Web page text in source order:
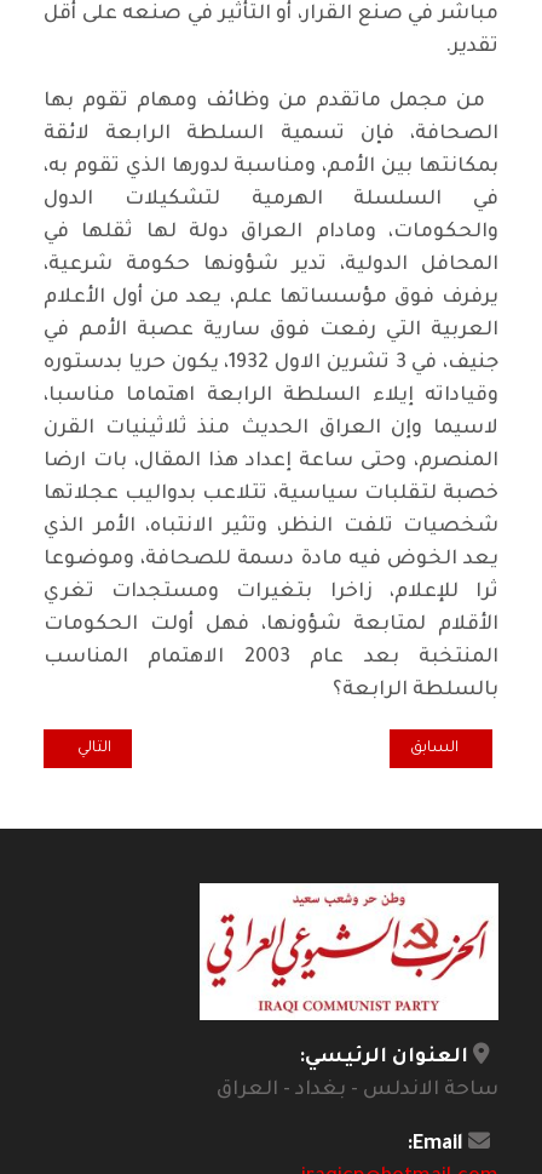
مباشر في صنع القرار، أو التأثير في صنعه على أقل
تقدير.
من مجمل ماتقدم من وظائف ومهام تقوم بها
الصحافة، فإن تسمية السلطة الرابعة لائقة
بمكانتها بين الأمم، ومناسبة لدورها الذي تقوم به،
في السلسلة الهرمية لتشكيلات الدول
والحكومات، ومادام العراق دولة لها ثقلها في
المحافل الدولية، تدير شؤونها حكومة شرعية،
يرفرف فوق مؤسساتها علم، يعد من أول الأعلام
العربية التي رفعت فوق سارية عصبة الأمم في
جنيف، في 3 تشرين الاول 1932، يكون حريا بدستوره
وقياداته إيلاء السلطة الرابعة اهتماما مناسبا،
لاسيما وإن العراق الحديث منذ ثلاثينيات القرن
المنصرم، وحتى ساعة إعداد هذا المقال، بات ارضا
خصبة لتقلبات سياسية، تتلاعب بدواليب عجلاتها
شخصيات تلفت النظر، وتثير الانتباه، الأمر الذي
يعد الخوض فيه مادة دسمة للصحافة، وموضوعا
ثرا للإعلام، زاخرا بتغيرات ومستجدات تغري
الأقلام لمتابعة شؤونها، فهل أولت الحكومات
المنتخبة بعد عام 2003 الاهتمام المناسب
بالسلطة الرابعة؟
المقال السابق: تمديد الدراسة الجامعية: فرص ورهانات لتطوير التعليم
السابق المقال التالي:
التالي
العنوان الرئيسي:
ساحة الاندلس - بغداد - العراق
Email: